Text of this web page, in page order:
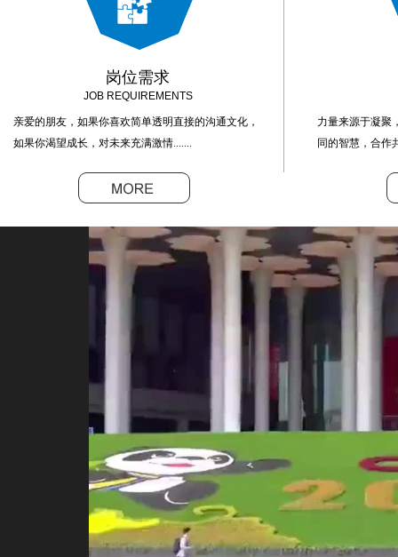
岗位需求
JOB REQUIREMENTS
力量来源于凝聚
同的智慧，合作
亲爱的朋友，如果你喜欢简单透明直接的沟通文化，
如果你渴望成长，对未来充满激情.......